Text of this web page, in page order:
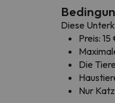
Diese
Preis:
Die
Nur